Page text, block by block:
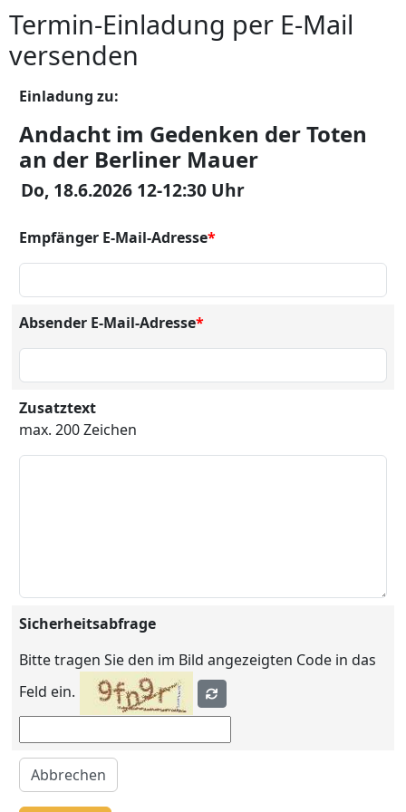
Termin-Einladung per E-Mail
versenden
Einladung zu:
Andacht im Gedenken der Toten
an der Berliner Mauer
Do, 18.6.2026 12-12:30 Uhr
Empfänger E-Mail-Adresse*
Absender E-Mail-Adresse*
Zusatztext
max. 200 Zeichen
Sicherheitsabfrage
Bitte tragen Sie den im Bild angezeigten Code in das
Feld ein.
Abbrechen